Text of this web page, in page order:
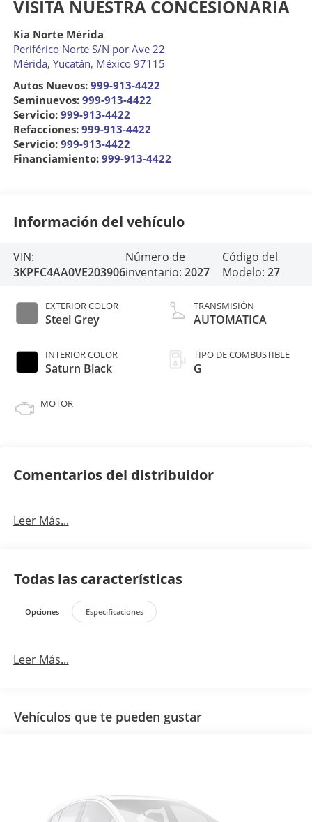
VISITA NUESTRA CONCESIONARIA
Kia Norte Mérida
Periférico Norte S/N por Ave 22
Mérida, Yucatán, México 97115
Autos Nuevos: 999-913-4422
Seminuevos: 999-913-4422
Servicio: 999-913-4422
Refacciones: 999-913-4422
Servicio: 999-913-4422
Financiamiento: 999-913-4422
Información del vehículo
VIN:
3KPFC4AA0VE203906
Número de
inventario: 2027
Código del
Modelo:27
EXTERIOR COLOR
Steel Grey
INTERIOR COLOR
Saturn Black
MOTOR
TRANSMISIÓN
AUTOMATICA
TIPO DE COMBUSTIBLE
G
Comentarios del distribuidor
Leer Más...
Todas las características
Opciones Especificaciones
Leer Más...
Vehículos que te pueden gustar